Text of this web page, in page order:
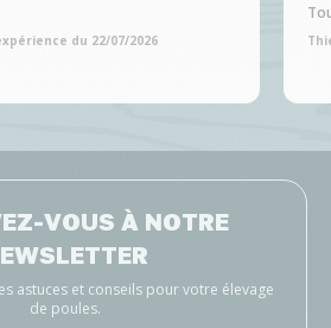
du 22/07/2026
VOUS À NOTRE
astuces et conseils pour votre élevage
de poules.